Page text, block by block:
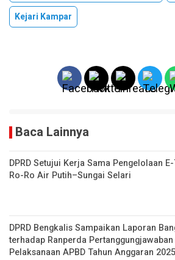
Kejari Kampar
Baca Lainnya
DPRD Setujui Kerja Sama Pengelolaan
Ro-Ro Air Putih–Sungai Selari
DPRD Bengkalis Sampaikan Laporan
terhadap Ranperda Pertanggungjawaban
Pelaksanaan APBD Tahun Anggaran 2025